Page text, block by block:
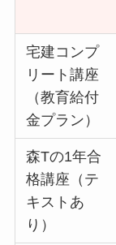
宅建コンプ
リート講座
（教育給付
金プラン）
森Tの1年合
格講座（テ
キストあ
り）